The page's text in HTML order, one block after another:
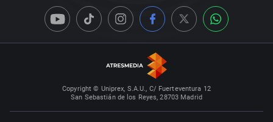
Copyright © Uniprex, S.A.U., C/ Fuerteventura 12
San Sebastián de los Reyes, 28703 Madrid